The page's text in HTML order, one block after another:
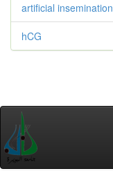
artificial insemination
hCG